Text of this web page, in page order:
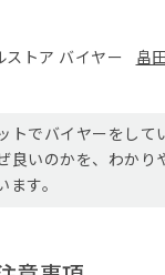
ストア バイヤー 畠
トでバイヤーをして
良いのかを、わかり
ます。